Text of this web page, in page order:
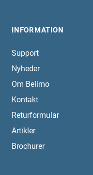
INFORMATION
Support
Nyheder
Om Belimo
Kontakt
Returformular
Artikler
Brochurer